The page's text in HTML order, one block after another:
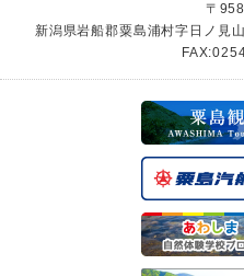
〒
新潟県岩船郡粟島浦村字日ノ